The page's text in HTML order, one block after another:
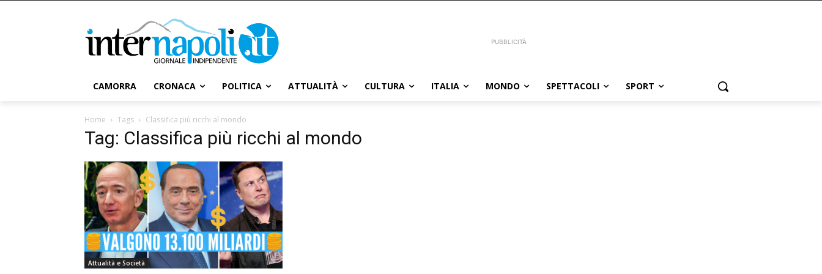
PUBBLICITÀ
CAMORRA CRONACA POLITICA ATTUALITÀ CULTURA ITALIA MONDO SPETTACOLI SPORT
Home Tags Classifica più ricchi al mondo
Tag: Classifica più ricchi al mondo
Attualità e Società